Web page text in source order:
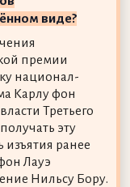
виде?
премии
национал-
Карлу фон
Третьего
эту
изъятия ранее
Лауэ
Нильсу Бору.